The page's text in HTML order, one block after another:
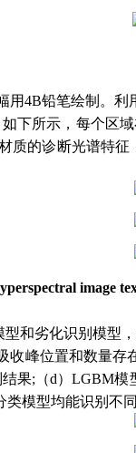
4B铅笔绘制。
下所示，每个区
的诊断光谱特
image
和劣化识别模型
峰位置和数量
果;（d）LGBM
模型均能识别不同